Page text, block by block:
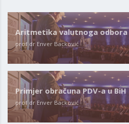
Aritmetika valutnoga odbora
prof dr Enver Backović
Primjer obračuna PDV-a u BiH
prof dr Enver Backović